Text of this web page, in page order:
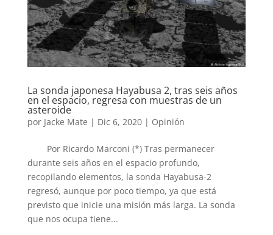
La sonda japonesa Hayabusa 2, tras seis años
en el espacio, regresa con muestras de un
asteroide
por Jacke Mate | Dic 6, 2020| Opinión
Por Ricardo Marconi (*) Tras permanecer
durante seis años en el espacio profundo,
recopilando elementos, la sonda Hayabusa-2
regresó, aunque por poco tiempo, ya que está
previsto que inicie una misión más larga. La sonda
que nos ocupa tiene...